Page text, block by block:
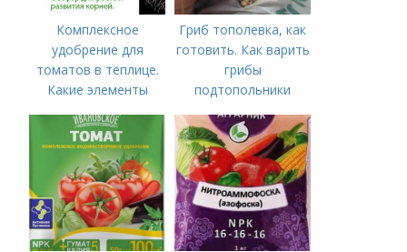
Комплексное
удобрение для
томатов в теплице.
Какие элементы
особенности их
внесения
Гриб тополевка, как
готовить. Как варить
грибы
подтопольники